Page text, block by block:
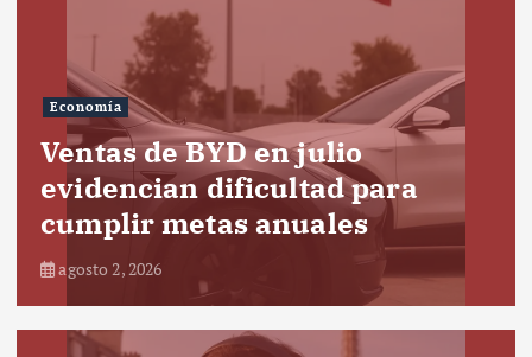
Economía
Ventas de BYD en julio
evidencian dificultad para
cumplir metas anuales
agosto 2, 2026